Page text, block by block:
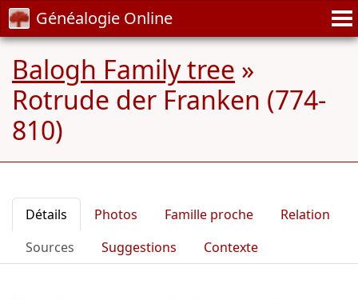
Généalogie Online
Balogh Family tree »
Rotrude der Franken (774-
810)
Détails Photos Famille proche
Relation
Sources
Suggestions Contexte